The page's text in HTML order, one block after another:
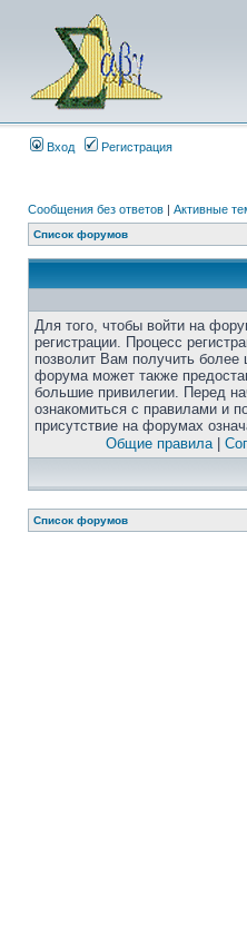
Вход Регистрация
Сообщения без ответов | Активные
Список форумов
Для того, чтобы войти на
регистрации. Процесс
позволит Вам получить
форума может также
большие привилегии. Перед
ознакомиться с правилами и
присутствие на форумах
Общие правила|
Список форумов